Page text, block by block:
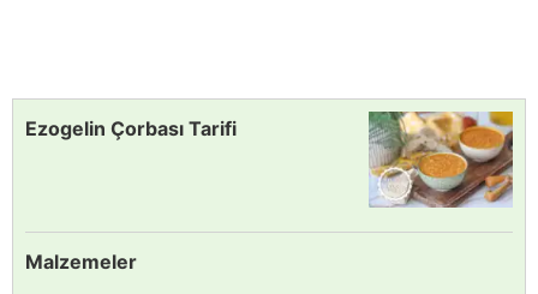
Ezogelin Çorbası Tarifi
Malzemeler